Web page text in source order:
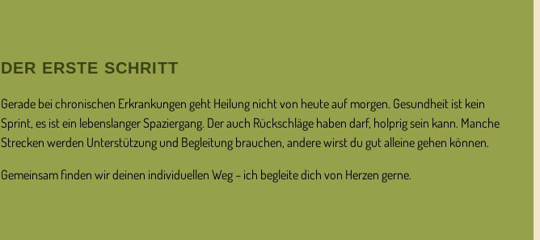
DER ERSTE SCHRITT
Gerade bei chronischen Erkrankungen geht Heilung nicht von heute auf morgen. Gesundheit ist kein
Sprint, es ist ein lebenslanger Spaziergang. Der auch Rückschläge haben darf, holprig sein kann. Manche
Strecken werden Unterstützung und Begleitung brauchen, andere wirst du gut alleine gehen können.
Gemeinsam finden wir deinen individuellen Weg – ich begleite dich von Herzen gerne.